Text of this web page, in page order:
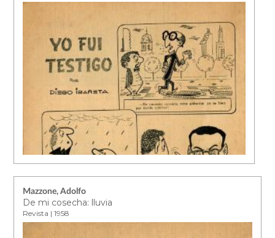
Mazzone, Adolfo
De mi cosecha: lluvia
Revista | 1958